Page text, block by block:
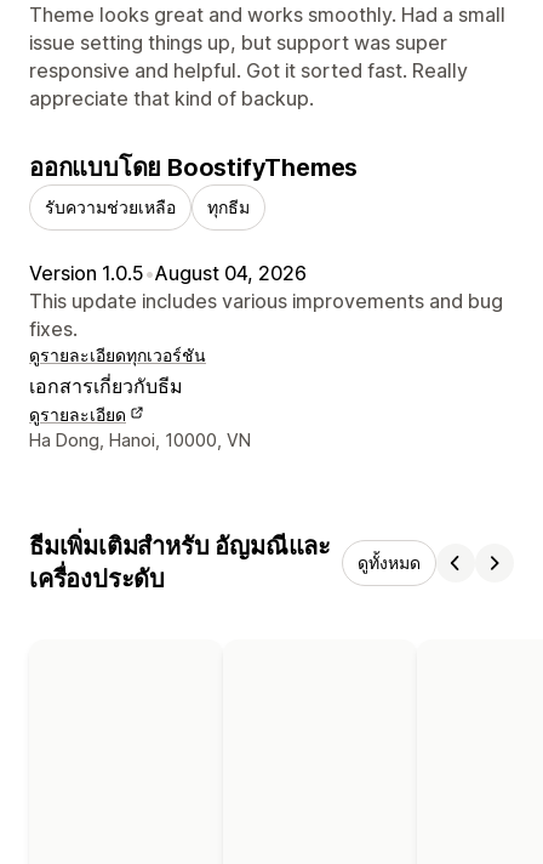
Theme looks great and works smoothly. Had a small
issue setting things up, but support was super
responsive and helpful. Got it sorted fast. Really
appreciate that kind of backup.
ออกแบบโดย BoostifyThemes
รับความช่วยเหลือ ทุกธีม
Version 1.0.5•August 04, 2026
This update includes various improvements and bug
fixes.
ดูรายละเอียดทุกเวอร์ชัน
เอกสารเกี่ยวกับธีม
ดูรายละเอียด
รายละเอียดการติดต่อผู้ออกแบบ
Ha Dong, Hanoi, 10000, VN
ธีมเพิ่มเติมสำหรับ อัญมณีและ
เครื่องประดับ
ดูทั้งหมด